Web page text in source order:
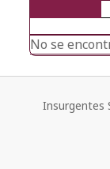
No se
Insurgentes